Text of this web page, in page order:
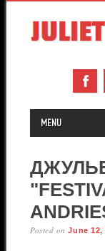
MAIN
MENU
Posted onJune 12,